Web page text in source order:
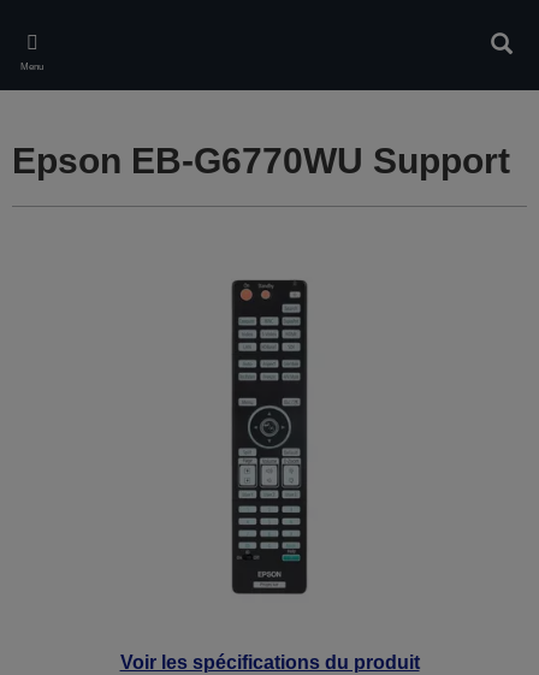
main
content
Menu
Voir les spécifications du produit
Epson EB-G6770WU Support